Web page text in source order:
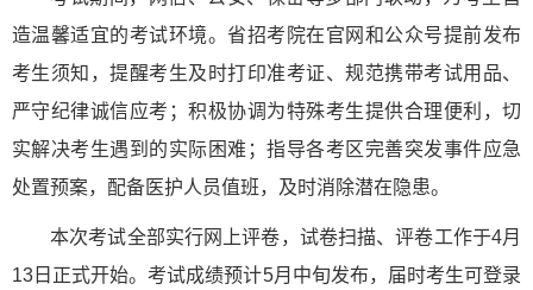
造温馨适宜的考试环境。省招考院在官网和公众号提前发布
考生须知，提醒考生及时打印准考证、规范携带考试用品、
严守纪律诚信应考；积极协调为特殊考生提供合理便利，切
实解决考生遇到的实际困难；指导各考区完善突发事件应急
处置预案，配备医护人员值班，及时消除潜在隐患。
本次考试全部实行网上评卷，试卷扫描、评卷工作于4月
13日正式开始。考试成绩预计5月中旬发布，届时考生可登录